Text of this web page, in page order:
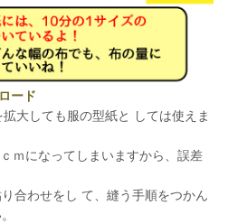
ード
大しても服の型紙と しては使えま
ｍになってしまいますから、誤差
合わせをし て、縫う手順をつかん